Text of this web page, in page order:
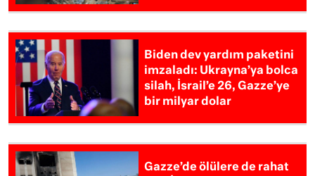
Biden dev yardım paketini
imzaladı: Ukrayna’ya bolca
silah, İsrail’e 26, Gazze’ye
bir milyar dolar
Gazze’de ölülere de rahat